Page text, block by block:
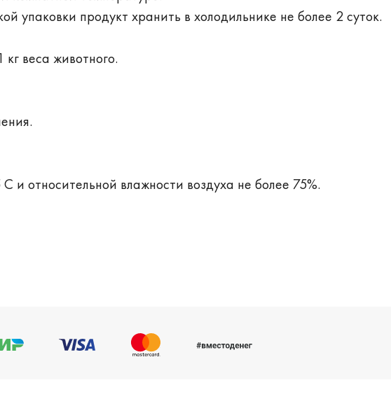
упаковки продукт хранить в холодильнике не более 2 суток.
веса животного.
и относительной влажности воздуха не более 75%.